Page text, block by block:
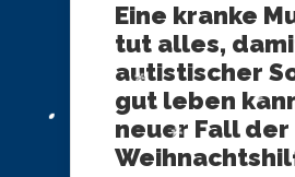
Eine kranke
tut alles,
autistischer
gut leben
neuer Fall der